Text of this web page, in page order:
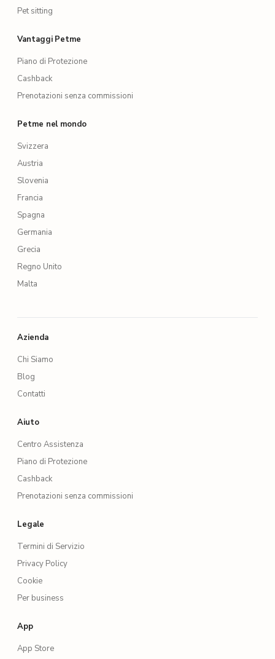
Pet sitting
Vantaggi Petme
Piano di Protezione
Cashback
Prenotazioni senza commissioni
Petme nel mondo
Svizzera
Austria
Slovenia
Francia
Spagna
Germania
Grecia
Regno Unito
Malta
Azienda
Chi Siamo
Blog
Contatti
Aiuto
Centro Assistenza
Piano di Protezione
Cashback
Prenotazioni senza commissioni
Legale
Termini di Servizio
Privacy Policy
Cookie
Per business
App
App Store